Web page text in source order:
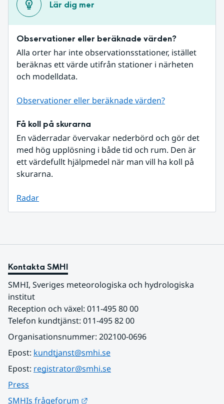
Lär dig mer
Observationer eller beräknade värden?
Alla orter har inte observationsstationer, istället
beräknas ett värde utifrån stationer i närheten
och modelldata.
Observationer eller beräknade värden?
Få koll på skurarna
En väderradar övervakar nederbörd och gör det
med hög upplösning i både tid och rum. Den är
ett värdefullt hjälpmedel när man vill ha koll på
skurarna.
Radar
Kontakta SMHI
SMHI, Sveriges meteorologiska och hydrologiska
institut
Reception och växel: 011-495 80 00
Telefon kundtjänst: 011-495 82 00
Organisationsnummer: 202100-0696
Epost: kundtjanst@smhi.se
Epost: registrator@smhi.se
Press
SMHIs frågeforum